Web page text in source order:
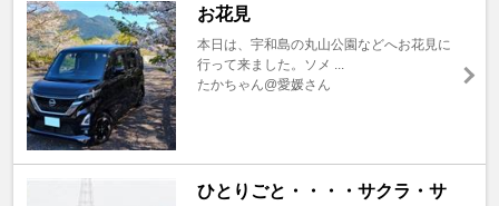
お花見
本日は、宇和島の丸山公園などへお花見に
行って来ました。ソメ ...
たかちゃん@愛媛さん
ひとりごと・・・・サクラ・サ